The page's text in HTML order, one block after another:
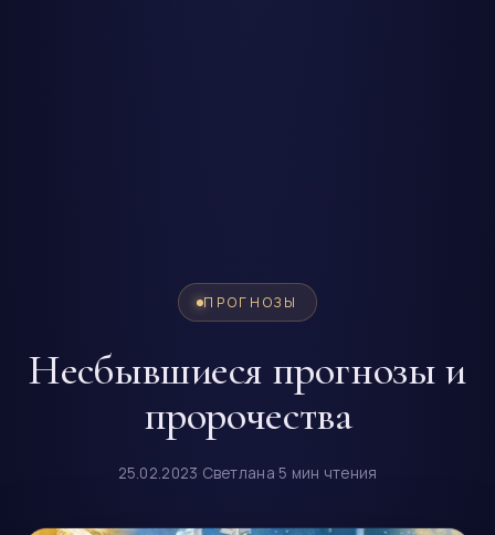
ПРОГНОЗЫ
Несбывшиеся прогнозы и
пророчества
25.02.2023·Светлана·5 мин чтения